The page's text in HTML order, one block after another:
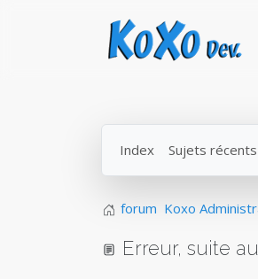
Index Sujets récents
forum Koxo
Erreur, suite